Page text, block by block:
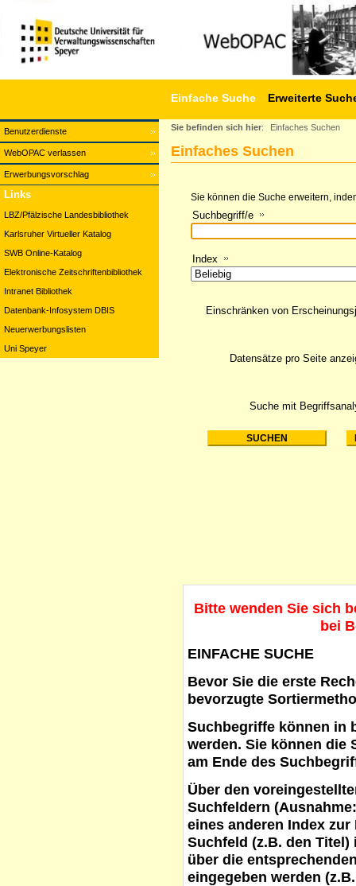
Benutzerdienste
WebOPAC verlassen
Erwerbungsvorschlag
Einfache Suche Erweiterte
Links
LBZ/Pfälzische Landesbibliothek
Karlsruher Virtueller Katalog
SWB Online-Katalog
Elektronische Zeitschriftenbibliothek
Intranet Bibliothek
Datenbank-Infosystem DBIS
Neuerwerbungslisten
Uni Speyer
Sie befinden sich hier: Einfaches Suchen
Einfaches Suchen
Sie können die Suche erweitern,
Suchbegriff/e
Index
Suche mit
Einschränken von
Datensätze pro Seite
Bitte wenden Sie sich
bei
EINFACHE SUCHE
Bevor Sie die erste
bevorzugte
Suchbegriffe können in
werden. Sie können die
am Ende des
Über den
Suchfeldern
eines anderen Index
Suchfeld (z.B. den
über die
eingegeben werden